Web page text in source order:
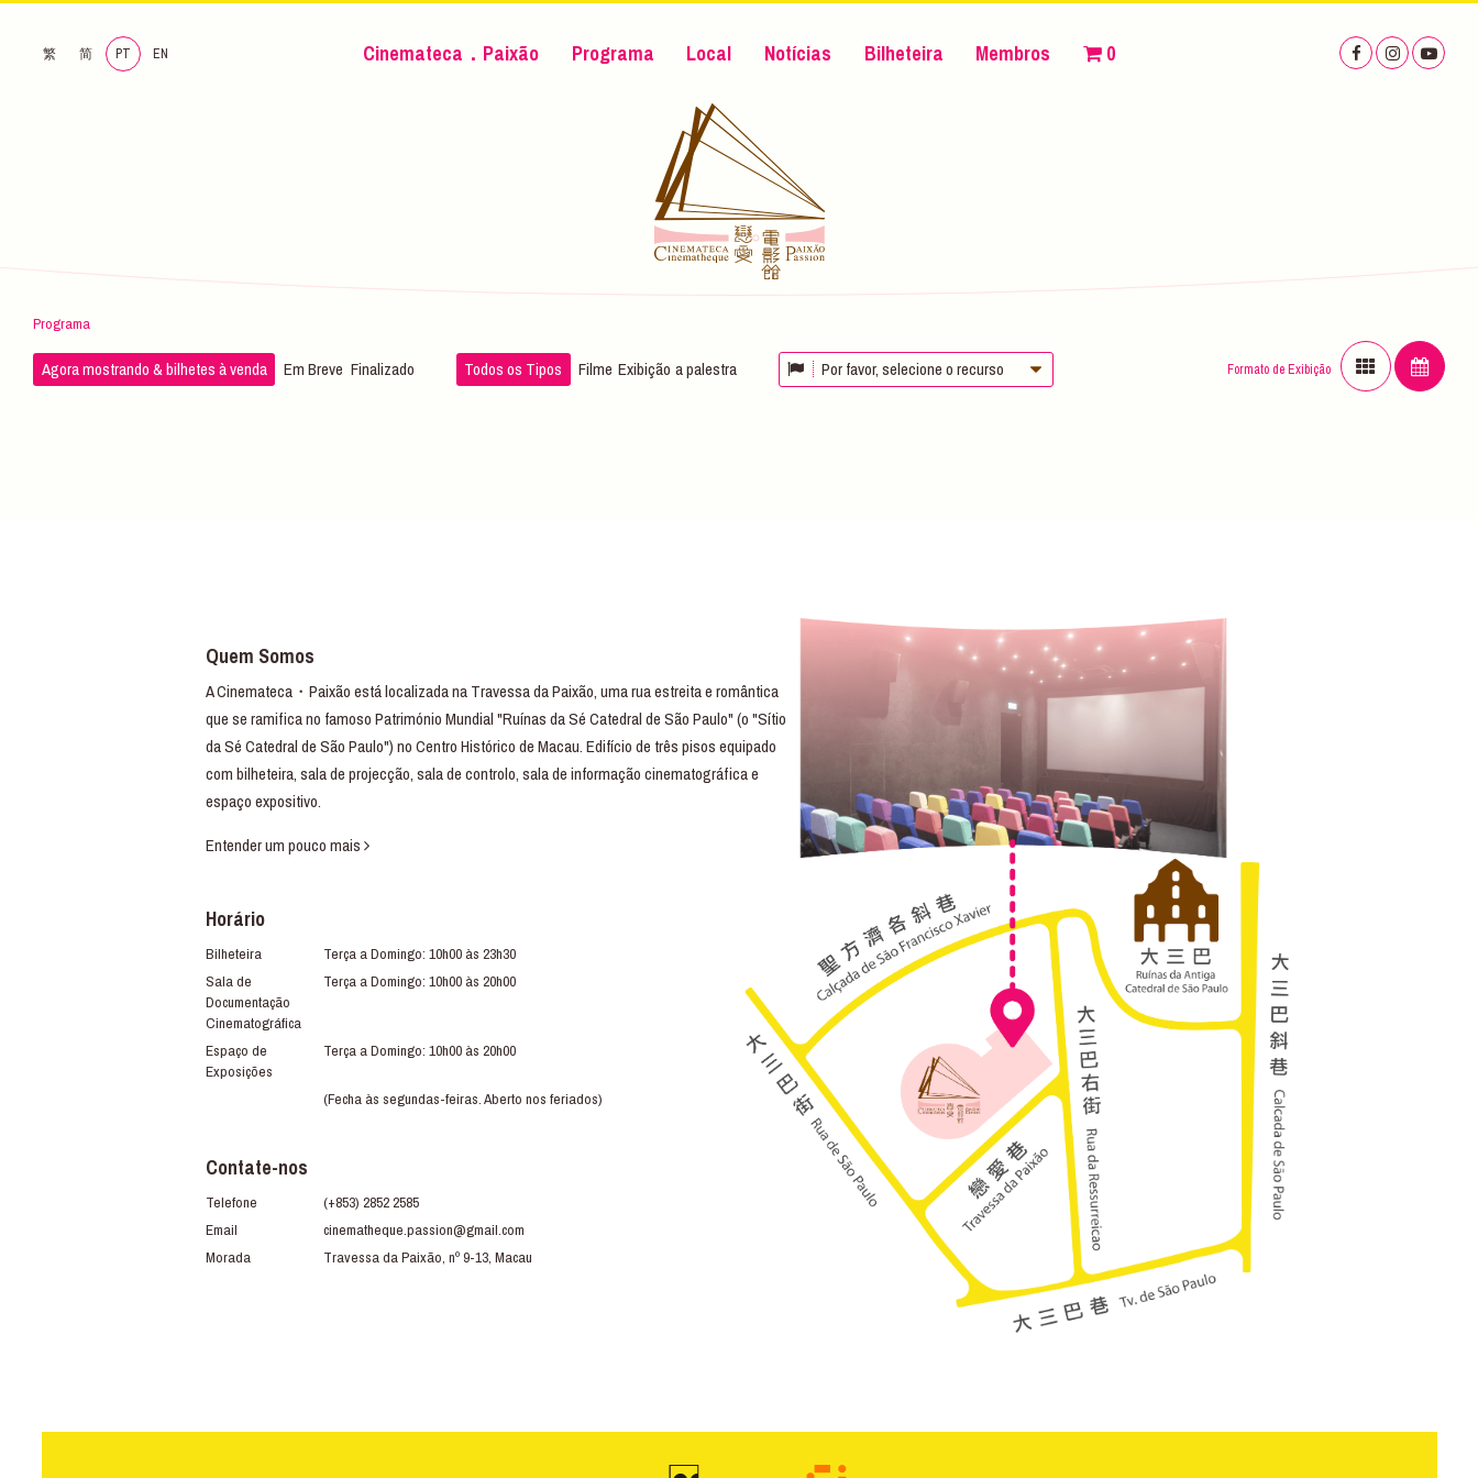
繁 简 PT EN Cinemateca．Paixão Programa Local Notícias Bilheteira Membros 0
Programa
Agora mostrando & bilhetes à venda Em Breve Finalizado Todos os Tipos Filme Exibição a palestra Por favor, selecione o recurso Formato de Exibição
Quem Somos
A Cinemateca・Paixão está localizada na Travessa da Paixão, uma rua estreita e romântica
que se ramifica no famoso Património Mundial "Ruínas da Sé Catedral de São Paulo" (o "Sítio
da Sé Catedral de São Paulo") no Centro Histórico de Macau. Edifício de três pisos equipado
com bilheteira, sala de projecção, sala de controlo, sala de informação cinematográfica e
espaço expositivo.
Entender um pouco mais
Horário
Bilheteira
Terça a Domingo: 10h00 às 23h30
Sala de
Documentação
Cinematográfica
Terça a Domingo: 10h00 às 20h00
Espaço de
Exposições
Terça a Domingo: 10h00 às 20h00
(Fecha às segundas-feiras. Aberto nos feriados)
Contate-nos
Telefone
(+853) 2852 2585
Email
cinematheque.passion@gmail.com
Morada
Travessa da Paixão, nº 9-13, Macau